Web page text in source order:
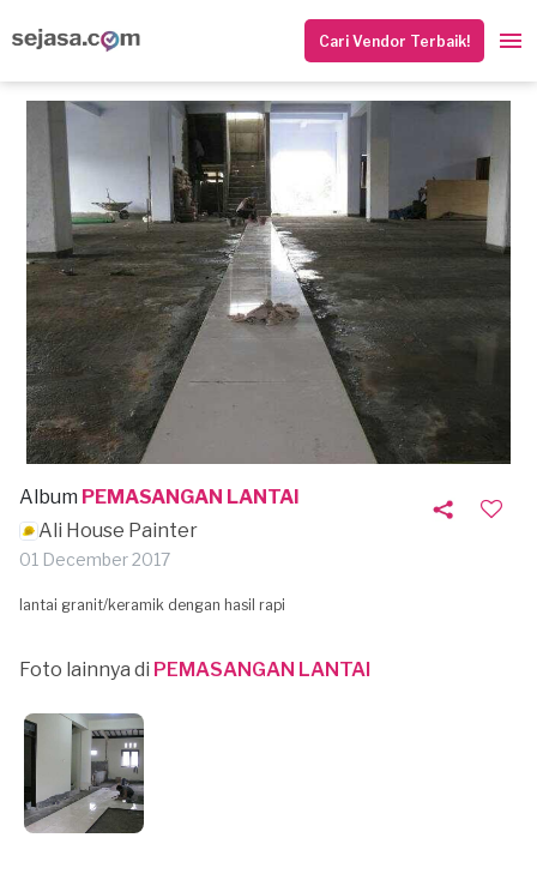
Cari Vendor Terbaik!
Album PEMASANGAN LANTAI
Ali House Painter
01 December 2017
lantai granit/keramik dengan hasil rapi
Foto lainnya di PEMASANGAN LANTAI